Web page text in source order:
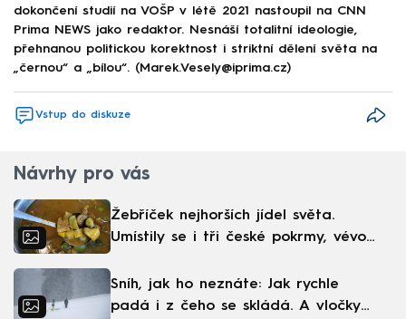
dokončení studií na VOŠP v létě 2021 nastoupil na CNN
Prima NEWS jako redaktor. Nesnáší totalitní ideologie,
přehnanou politickou korektnost i striktní dělení světa na
„černou“ a „bílou“. (Marek.Vesely@iprima.cz)
Vstup do diskuze
Návrhy pro vás
Žebříček nejhorších jídel světa.
Umístily se i tři české pokrmy, vévodí
Sníh, jak ho neznáte: Jak rychle
padá i z čeho se skládá. A vločky